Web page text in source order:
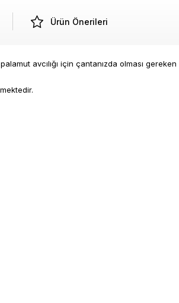
Ürün Önerileri
avcılığı için çantanızda olması